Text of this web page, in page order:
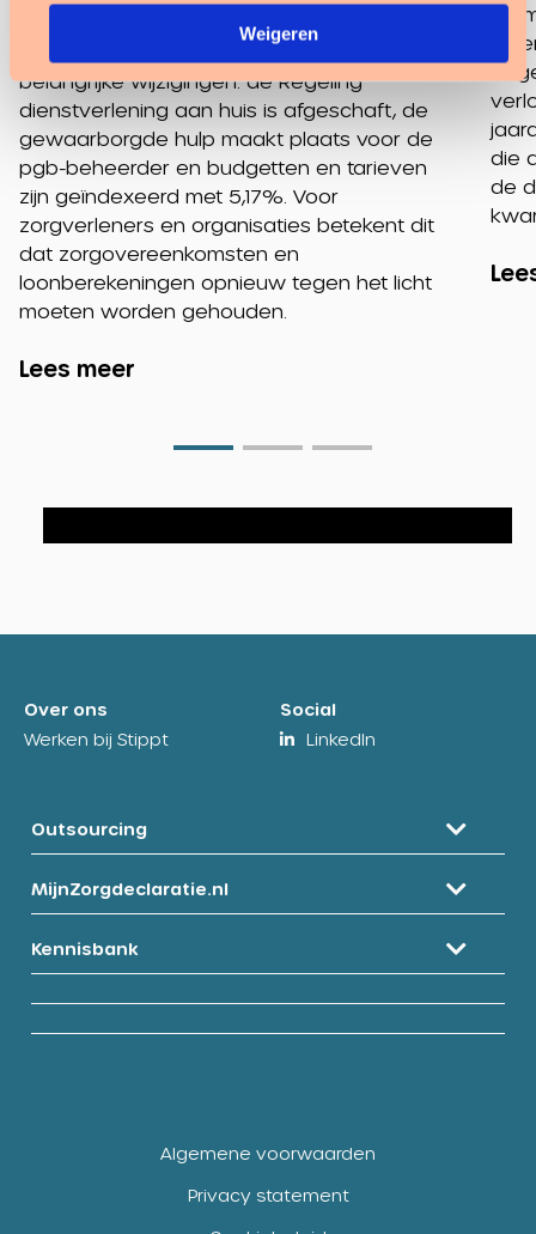
Weigeren
Het pgb in de Wlz kent per 1 januari 2026
belangrijke wijzigingen: de Regeling
dienstverlening aan huis is afgeschaft, de
gewaarborgde hulp maakt plaats voor de
pgb-beheerder en budgetten en tarieven
zijn geïndexeerd met 5,17%. Voor
zorgverleners en organisaties betekent dit
dat zorgovereenkomsten en
loonberekeningen opnieuw tegen het licht
moeten worden gehouden.
Lees meer
De
die
de
0
1
2
Over ons
Werken bij Stippt
Social
LinkedIn
Outsourcing
MijnZorgdeclaratie.nl
Kennisbank
Algemene voorwaarden
Privacy statement